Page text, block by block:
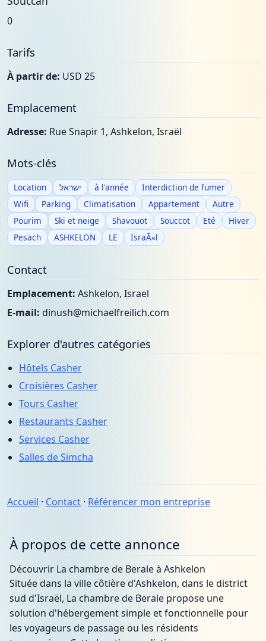
0
Tarifs
À partir de: USD 25
Emplacement
Adresse: Rue Snapir 1, Ashkelon, Israël
Mots-clés
Location ישראל à l'année
Interdiction de fumer
Wifi
Parking Climatisation Appartement
Autre
Pourim
Ski et neige Shavouot Souccot Eté
Hiver
Pesach
ASHKELON LE IsraÃ«l
Contact
Emplacement: Ashkelon, Israel
E-mail: dinush@michaelfreilich.com
Explorer d'autres catégories
Hôtels Casher
Croisières Casher
Tours Casher
Restaurants Casher
Services Casher
Salles de Simcha
Accueil · Contact · Référencer mon entreprise
À propos de cette annonce
Découvrir La chambre de Berale à Ashkelon
Située dans la ville côtière d'Ashkelon, dans le district
sud d'Israël, La chambre de Berale propose une
solution d'hébergement simple et fonctionnelle pour
les voyageurs de passage ou les résidents